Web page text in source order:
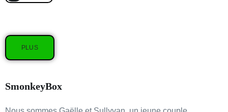
PLUS
SmonkeyBox